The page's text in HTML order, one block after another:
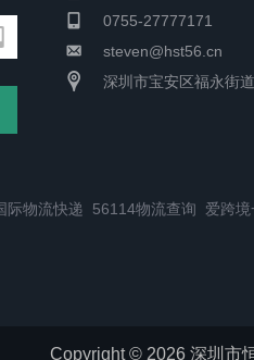
0755-27777171
steven@hst56.cn
深圳市宝安区福永街
际物流快递 56114物流查询 爱跨
Copyright © 2026 深圳市